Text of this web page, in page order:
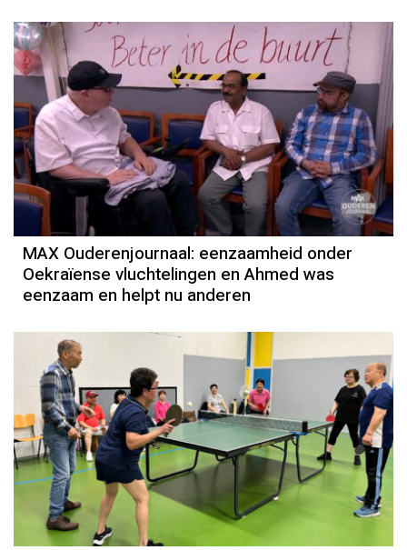
MAX Ouderenjournaal: eenzaamheid onder
Oekraïense vluchtelingen en Ahmed was
eenzaam en helpt nu anderen